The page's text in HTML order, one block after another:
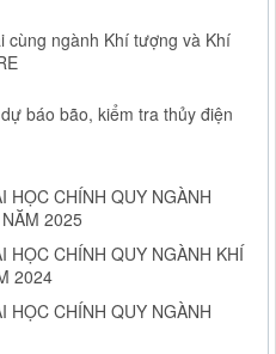
cùng ngành Khí tượng và Khí
báo bão, kiểm tra thủy điện
HỌC CHÍNH QUY NGÀNH
2025
HỌC CHÍNH QUY NGÀNH KHÍ
2024
HỌC CHÍNH QUY NGÀNH